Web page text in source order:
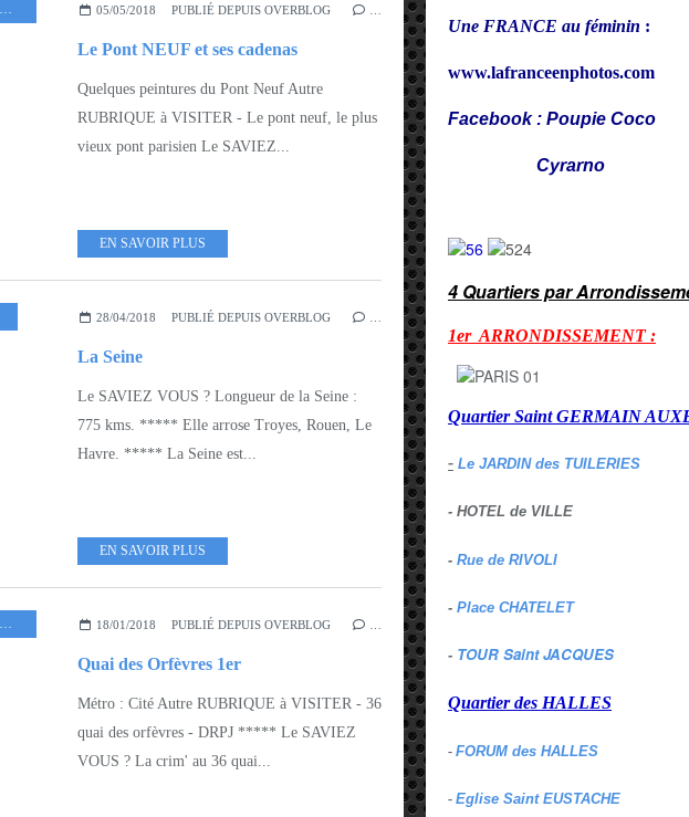
ARROND 1ER - 2EME,ILES ST LOUIS - CITÉ
05/05/2018 PUBLIÉ DEPUIS OVERBLOG …
Le Pont NEUF et ses cadenas
Quelques peintures du Pont Neuf Autre
RUBRIQUE à VISITER - Le pont neuf, le plus
vieux pont parisien Le SAVIEZ...
EN SAVOIR PLUS
28/04/2018 PUBLIÉ DEPUIS OVERBLOG …
La Seine
Le SAVIEZ VOUS ? Longueur de la Seine :
775 kms. ***** Elle arrose Troyes, Rouen, Le
Havre. ***** La Seine est...
EN SAVOIR PLUS
ARROND 1ER - 2EME,ILES ST LOUIS - CITÉ
18/01/2018 PUBLIÉ DEPUIS OVERBLOG …
Quai des Orfèvres 1er
Métro : Cité Autre RUBRIQUE à VISITER - 36
quai des orfèvres - DRPJ ***** Le SAVIEZ
VOUS ? La crim' au 36 quai...
Une FRANCE au féminin :
www.lafranceenphotos.com
Facebook : Poupie Coco
Cyrarno
4 Quartiers par
1er ARRONDISSEMENT :
Quartier Saint GERMAIN
- Le JARDIN des TUILERIES
- HOTEL de VILLE
- Rue de RIVOLI
- Place CHATELET
- TOUR Saint JACQUES
Quartier des HALLES
- FORUM des HALLES
- Eglise Saint EUSTACHE